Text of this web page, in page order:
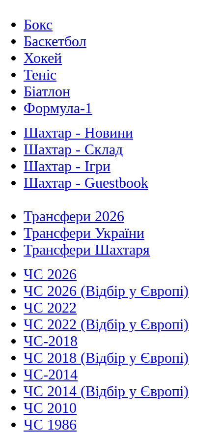
Бокс
Баскетбол
Хокей
Теніс
Біатлон
Формула-1
Шахтар - Новини
Шахтар - Склад
Шахтар - Ігри
Шахтар - Guestbook
Трансфери 2026
Трансфери України
Трансфери Шахтаря
ЧС 2026
ЧС 2026 (Відбір у Європі)
ЧС 2022
ЧС 2022 (Відбір у Європі)
ЧС-2018
ЧС 2018 (Відбір у Європі)
ЧС-2014
ЧС 2014 (Відбір у Європі)
ЧС 2010
ЧС 1986